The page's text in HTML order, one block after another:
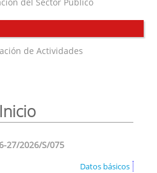
de Actividades
Inicio
27/2026/S/075
Datos básicos